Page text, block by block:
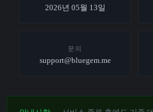
2026년 05월 13일
문의
support@bluegem.me